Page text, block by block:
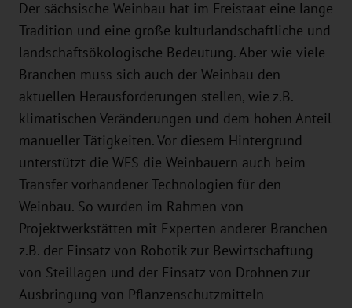
Der sächsische Weinbau hat im Freistaat eine lange
Tradition und eine große kulturlandschaftliche und
landschaftsökologische Bedeutung. Aber wie viele
Branchen muss sich auch der Weinbau den
aktuellen Herausforderungen stellen, wie z.B.
klimatischen Veränderungen und dem hohen Anteil
manueller Tätigkeiten. Vor diesem Hintergrund
unterstützt die WFS die Weinbauern auch beim
Transfer vorhandener Technologien für den
Weinbau. So wurden im Rahmen von
Projektwerkstätten mit Experten anderer Branchen
z.B. der Einsatz von Robotik zur Bewirtschaftung
von Steillagen und der Einsatz von Drohnen zur
Ausbringung von Pflanzenschutzmitteln